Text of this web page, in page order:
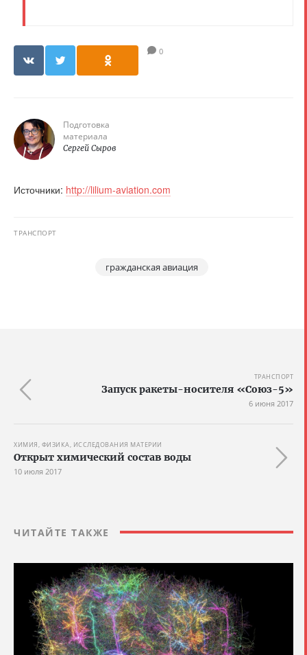
0
Подготовка
материала
Сергей Сыров
Источники: http://lilium-aviation.com
ТРАНСПОРТ
гражданская авиация
ТРАНСПОРТ
Запуск ракеты-носителя «Союз-5»
6 июня 2017
ХИМИЯ, ФИЗИКА, ИССЛЕДОВАНИЯ МАТЕРИИ
Открыт химический состав воды
10 июля 2017
ЧИТАЙТЕ ТАКЖЕ